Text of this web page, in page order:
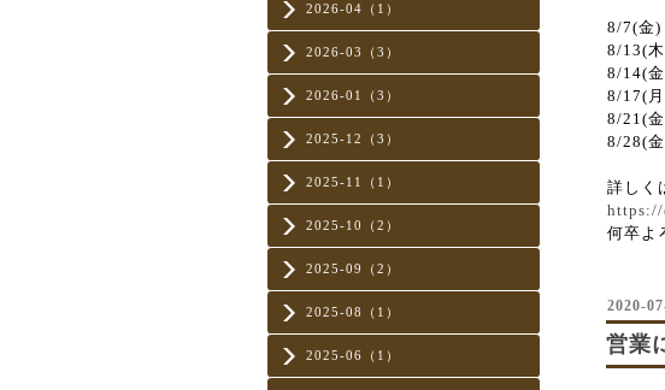
2026-04（1）
2026-03（3）
2026-01（3）
2025-12（3）
2025-11（1）
2025-10（2）
2025-09（2）
2025-08（1）
2025-06（1）
8/7(金)
8/13(
8/14(
8/17(
8/21(
8/28(
詳しく
https://
何卒よ
2020-
営業